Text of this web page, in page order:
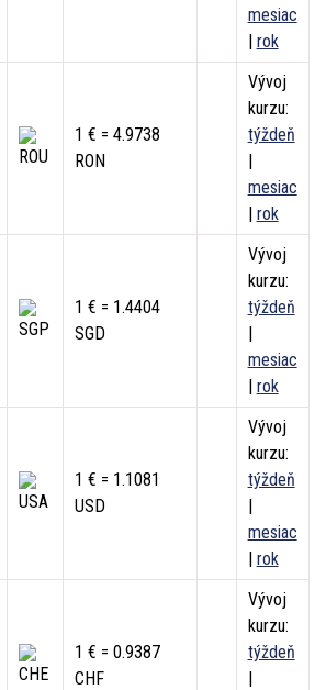
mesiac
| rok
1 € = 4.9738
RON
Vývoj
kurzu:
týždeň
|
mesiac
| rok
1 € = 1.4404
SGD
Vývoj
kurzu:
týždeň
|
mesiac
| rok
1 € = 1.1081
USD
Vývoj
kurzu:
týždeň
|
mesiac
| rok
1 € = 0.9387
CHF
Vývoj
kurzu:
týždeň
|